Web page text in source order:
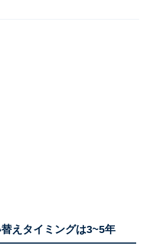
えタイミングは3~5年